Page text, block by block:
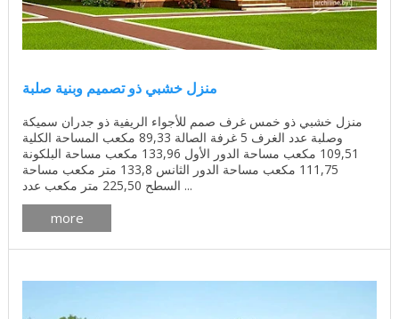
منزل خشبي ذو تصميم وبنية صلبة
منزل خشبي ذو خمس غرف صمم للأجواء الريفية ذو جدران سميكة
وصلبة عدد الغرف 5 غرفة الصالة 89,33 مكعب المساحة الكلية
109,51 مكعب مساحة الدور الأول 133,96 مكعب مساحة البلكونة
111,75 مكعب مساحة الدور الثانس 133,8 متر مكعب مساحة
السطح 225,50 متر مكعب عدد ...
more